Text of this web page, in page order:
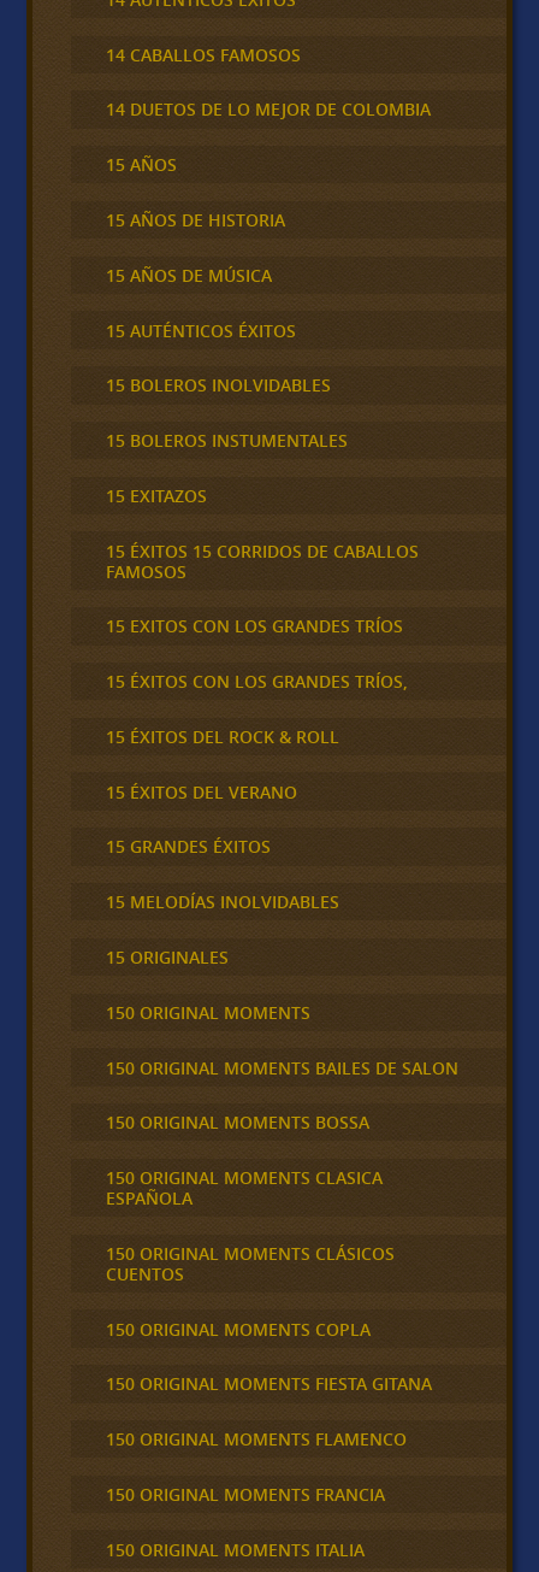
14 CABALLOS FAMOSOS
14 DUETOS DE LO MEJOR DE COLOMBIA
15 AÑOS
15 AÑOS DE HISTORIA
15 AÑOS DE MÚSICA
15 AUTÉNTICOS ÉXITOS
15 BOLEROS INOLVIDABLES
15 BOLEROS INSTUMENTALES
15 EXITAZOS
15 ÉXITOS 15 CORRIDOS DE CABALLOS
FAMOSOS
15 EXITOS CON LOS GRANDES TRÍOS
15 ÉXITOS CON LOS GRANDES TRÍOS,
15 ÉXITOS DEL ROCK & ROLL
15 ÉXITOS DEL VERANO
15 GRANDES ÉXITOS
15 MELODÍAS INOLVIDABLES
15 ORIGINALES
150 ORIGINAL MOMENTS
150 ORIGINAL MOMENTS BAILES DE SALON
150 ORIGINAL MOMENTS BOSSA
150 ORIGINAL MOMENTS CLASICA
ESPAÑOLA
150 ORIGINAL MOMENTS CLÁSICOS
CUENTOS
150 ORIGINAL MOMENTS COPLA
150 ORIGINAL MOMENTS FIESTA GITANA
150 ORIGINAL MOMENTS FLAMENCO
150 ORIGINAL MOMENTS FRANCIA
150 ORIGINAL MOMENTS ITALIA